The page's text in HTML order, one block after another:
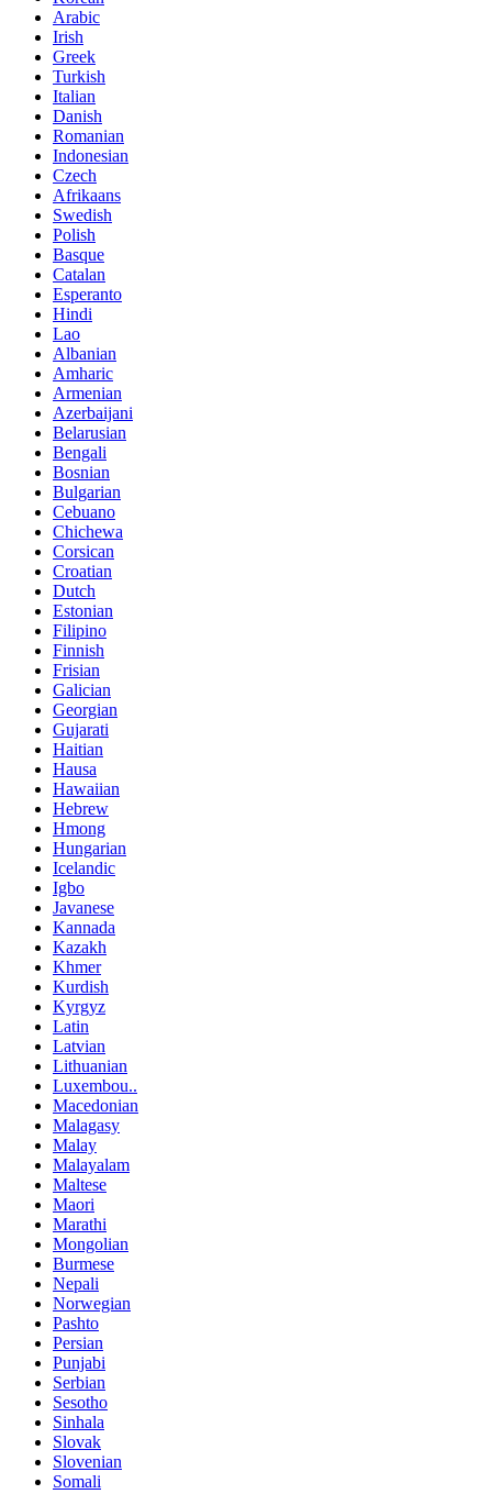
Arabic
Irish
Greek
Turkish
Italian
Danish
Romanian
Indonesian
Czech
Afrikaans
Swedish
Polish
Basque
Catalan
Esperanto
Hindi
Lao
Albanian
Amharic
Armenian
Azerbaijani
Belarusian
Bengali
Bosnian
Bulgarian
Cebuano
Chichewa
Corsican
Croatian
Dutch
Estonian
Filipino
Finnish
Frisian
Galician
Georgian
Gujarati
Haitian
Hausa
Hawaiian
Hebrew
Hmong
Hungarian
Icelandic
Igbo
Javanese
Kannada
Kazakh
Khmer
Kurdish
Kyrgyz
Latin
Latvian
Lithuanian
Luxembou..
Macedonian
Malagasy
Malay
Malayalam
Maltese
Maori
Marathi
Mongolian
Burmese
Nepali
Norwegian
Pashto
Persian
Punjabi
Serbian
Sesotho
Sinhala
Slovak
Slovenian
Somali